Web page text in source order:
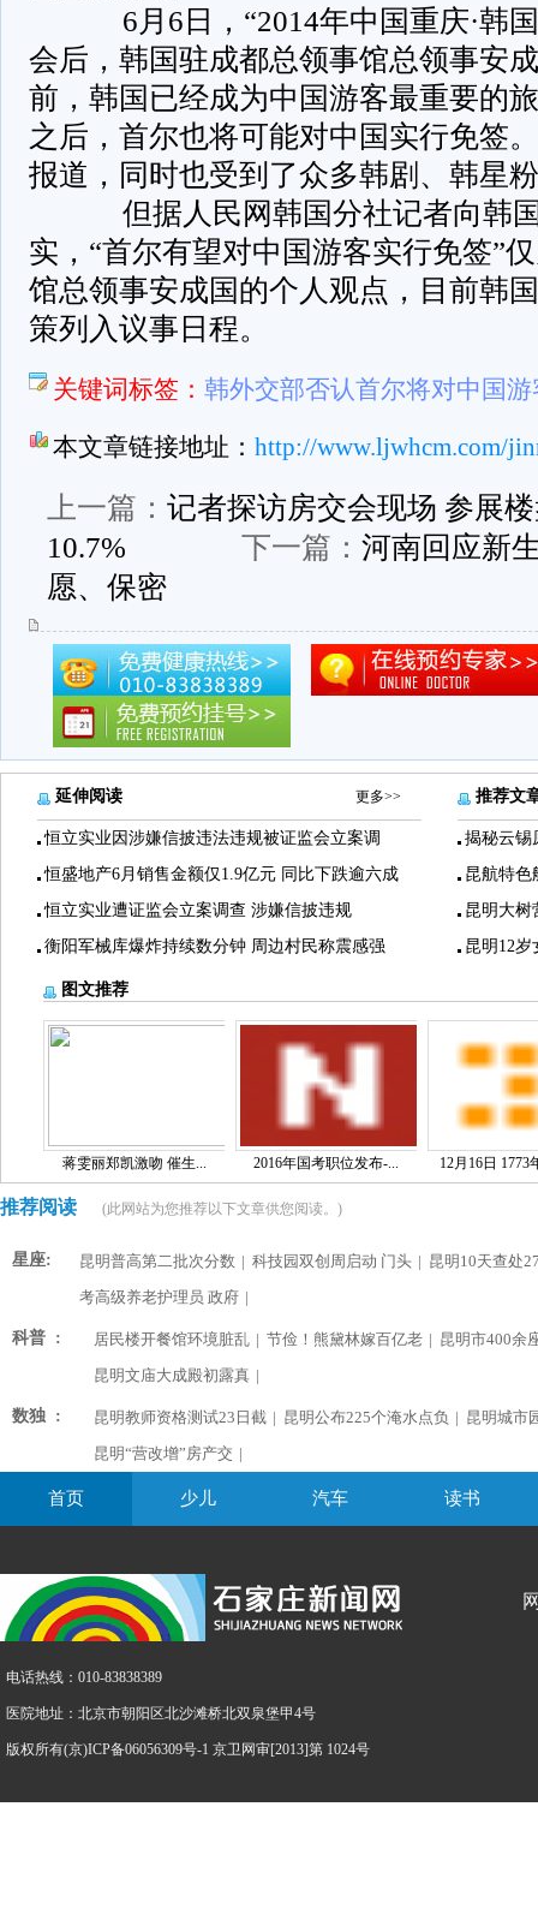
6月6日，“2014年中国重庆·韩
会后，韩国驻成都总领事馆总领事安
前，韩国已经成为中国游客最重要的
之后，首尔也将可能对中国实行免签
报道，同时也受到了众多韩剧、韩星
但据人民网韩国分社记者向韩国
实，“首尔有望对中国游客实行免签”
馆总领事安成国的个人观点，目前韩
策列入议事日程。
关键词标签： 韩外交部否认首尔将对中国
本文章链接地址： http://www.ljwhcm.com/
上一篇： 记者探访房交会现场 参展
10.7%
下一篇： 河南回应新
愿、保密
延伸阅读 更多>>
恒立实业因涉嫌信披违法违规被证监会立案调
恒盛地产6月销售金额仅1.9亿元 同比下跌逾六成
恒立实业遭证监会立案调查 涉嫌信披违规
衡阳军械库爆炸持续数分钟 周边村民称震感强
推荐文
揭秘云锡
昆航特色
昆明大树
昆明12
图文推荐
蒋雯丽郑凯激吻 催生... 2016年国考职位发布-... 12月16日 1773
推荐阅读 (此网站为您推荐以下文章供您阅读。)
星座: 昆明普高第二批次分数 | 科技园双创周启动 门头 | 昆明10天查处
考高级养老护理员 政府 |
科普 : 居民楼开餐馆环境脏乱 | 节俭！熊黛林嫁百亿老 | 昆明市400余
昆明文庙大成殿初露真 |
数独 : 昆明教师资格测试23日截 | 昆明公布225个淹水点负 | 昆明城市
昆明“营改增”房产交 |
首页 少儿 汽车 读书
电话热线：010-83838389
医院地址：北京市朝阳区北沙滩桥北双泉堡甲4号
版权所有(京)ICP备06056309号-1 京卫网审[2013]第 1024号